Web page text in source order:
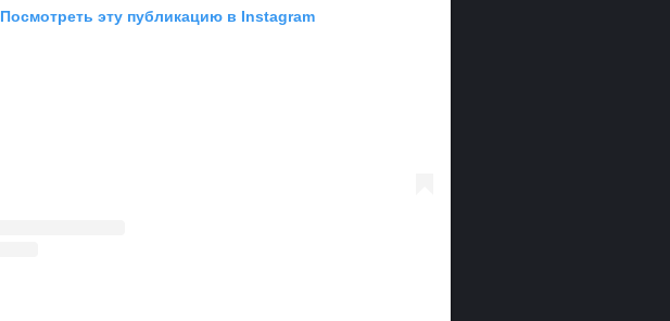
Посмотреть эту публикацию в Instagram